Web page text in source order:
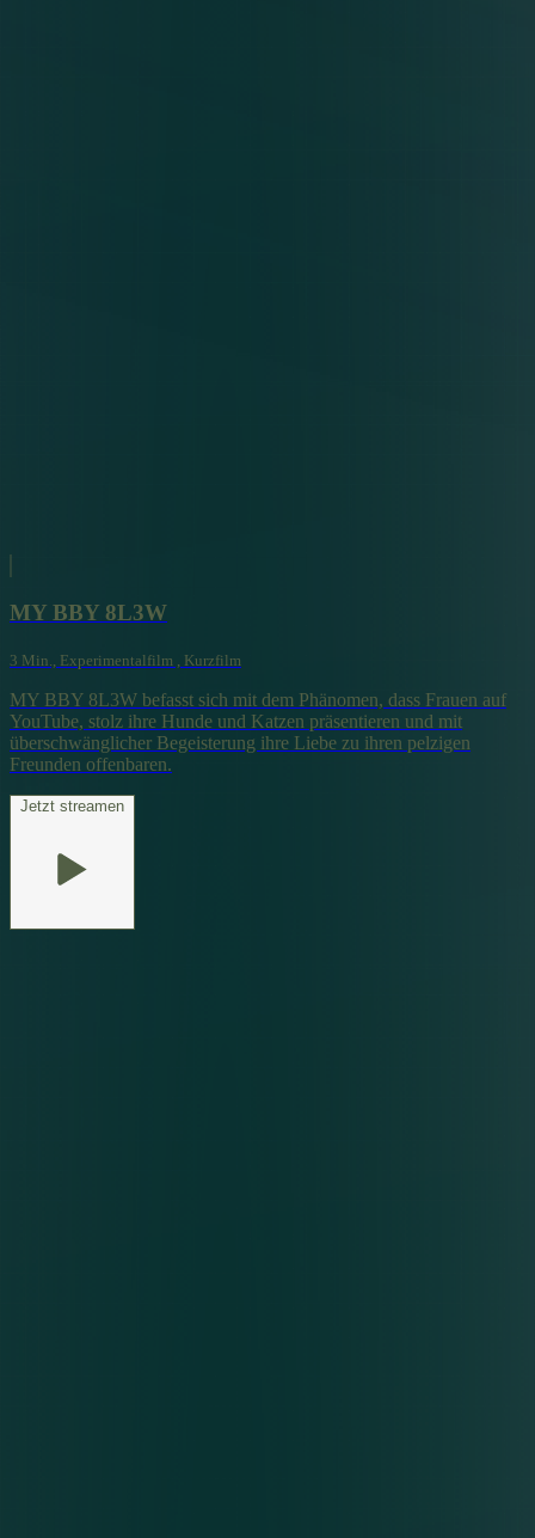
MY BBY 8L3W
3 Min., Experimentalfilm , Kurzfilm
MY BBY 8L3W befasst sich mit dem Phänomen, dass Frauen auf
YouTube, stolz ihre Hunde und Katzen präsentieren und mit
überschwänglicher Begeisterung ihre Liebe zu ihren pelzigen
Freunden offenbaren.
Jetzt streamen